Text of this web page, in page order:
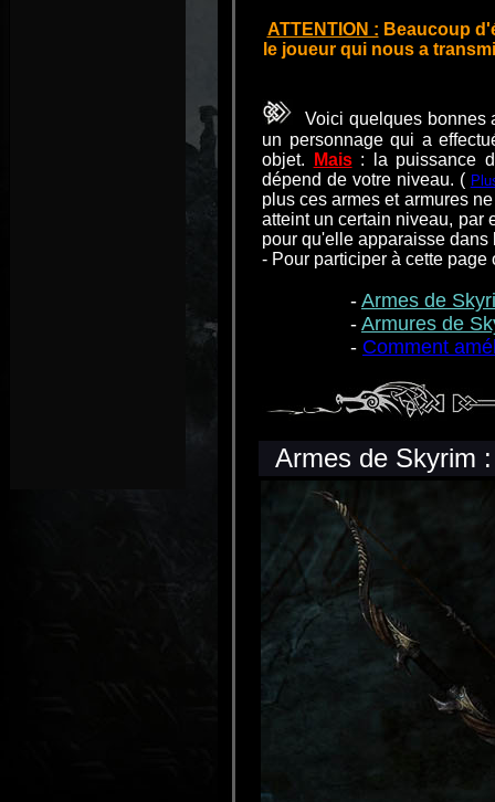
ATTENTION : Beaucoup
le joueur qui nous a
Voici quelques bonnes
un personnage qui a
objet.
Mais: la puissance
dépend de votre niveau. (
plus ces armes et armures
atteint un certain niveau, par
pour qu'elle apparaisse
- Pour participer à cette
- Armes de
- Armures de
- Comment
Armes de Skyrim :